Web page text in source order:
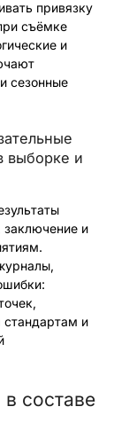
привязку
съёмке
и
сезонные
выборке и
заключение и
стандартам и
в составе